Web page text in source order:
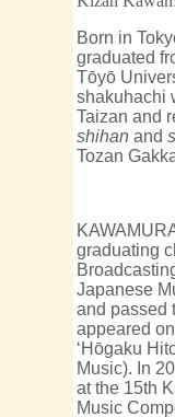
Born in
graduated
Tōyō
shakuhachi
Taizan and
shihan and
Tozan
graduating
Japanese
and passed
appeared
‘Hōgaku
Music). In
at the 15th
Music